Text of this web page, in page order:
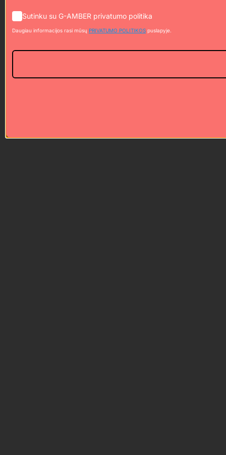
Sutinku su G-AMBER privatumo politika
Daugiau informacijos rasi mūsų PRIVATUMO POLITIKOS puslapyje.